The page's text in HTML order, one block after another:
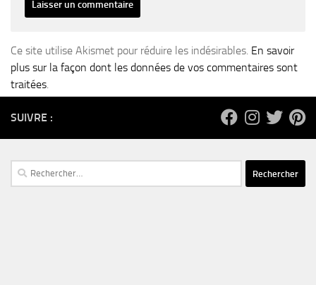
Ce site utilise Akismet pour réduire les indésirables. En savoir
plus sur la façon dont les données de vos commentaires sont
traitées.
SUIVRE :
Rechercher :